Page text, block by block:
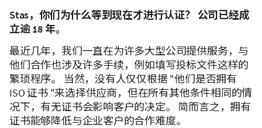
Stas，你们为什么等到现在才进行认证？ 公司已经成
立逾 18 年。
最近几年，我们一直在为许多大型公司提供服务，与
他们合作也涉及许多手续，例如填写投标文件这样的
繁琐程序。 当然，没有人仅仅根据 "他们是否拥有
ISO 证书 "来选择供应商，但在所有其他条件相同的情
况下，有无证书会影响客户的决定。 简而言之，拥有
证书能够降低与企业客户的合作难度。